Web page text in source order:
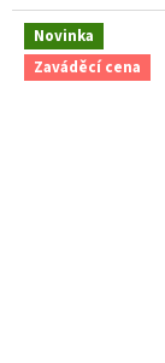
Novinka
Zaváděcí cena